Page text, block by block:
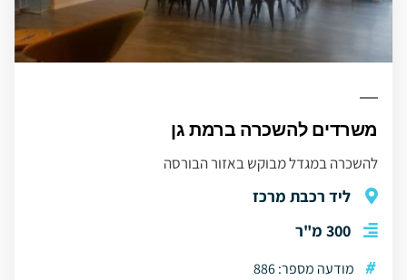
משרדים להשכרה ברמת גן
להשכרה במגדל מבוקש באזור הבורסה
ליד רכבת מרכז
300 מ"ר
# מודעה מספר: 886